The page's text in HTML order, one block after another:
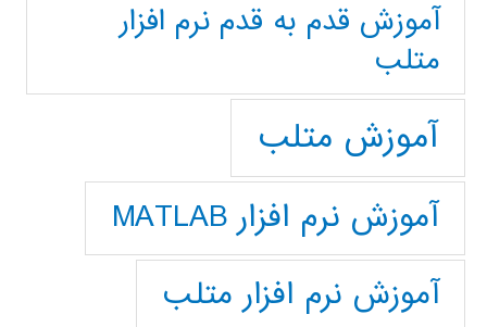
آموزش قدم به قدم نرم افزار
متلب
آموزش متلب
آموزش نرم افزار MATLAB
آموزش نرم افزار متلب